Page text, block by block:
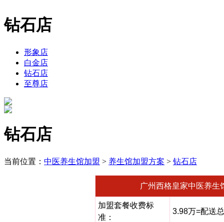
钻石店
形象店
白金店
钻石店
至尊店
钻石店
当前位置： 中医养生馆加盟 > 养生馆加盟方案 > 钻石店
广州西格皇家中医养生
加盟套餐收费标
准：
3.98万=配送